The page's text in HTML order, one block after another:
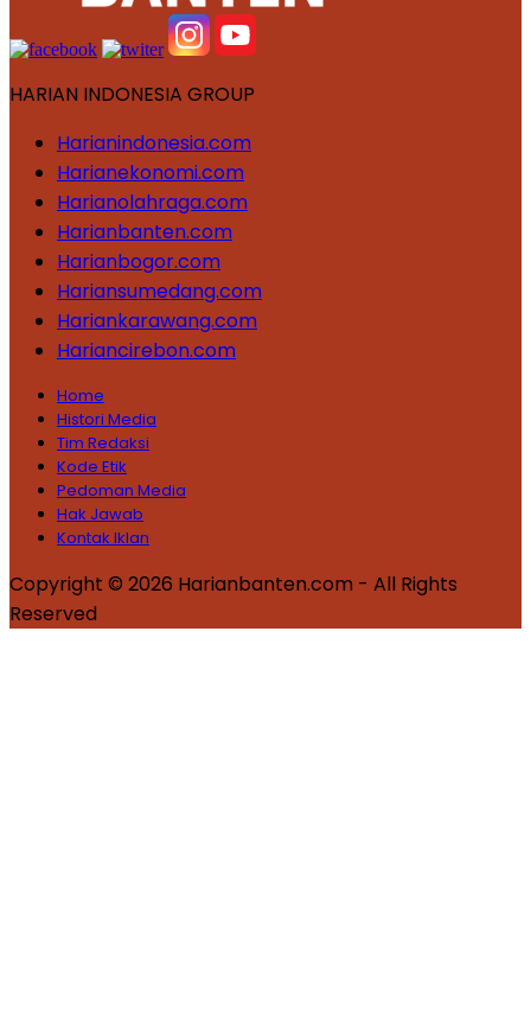
HARIAN INDONESIA GROUP
Harianindonesia.com
Harianekonomi.com
Harianolahraga.com
Harianbanten.com
Harianbogor.com
Hariansumedang.com
Hariankarawang.com
Hariancirebon.com
Home
Histori Media
Tim Redaksi
Kode Etik
Pedoman Media
Hak Jawab
Kontak Iklan
Copyright © 2026 Harianbanten.com - All Rights
Reserved